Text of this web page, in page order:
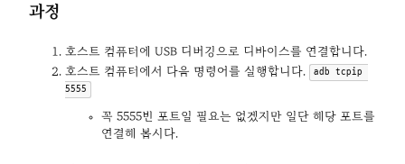
과정
호스트 컴퓨터에 USB 디버깅으로 디바이스를 연결합니다.
호스트 컴퓨터에서 다음 명령어를 실행합니다.
adb tcpip
5555
꼭 5555번 포트일 필요는 없겠지만 일단 해당 포트를
연결해 봅시다.